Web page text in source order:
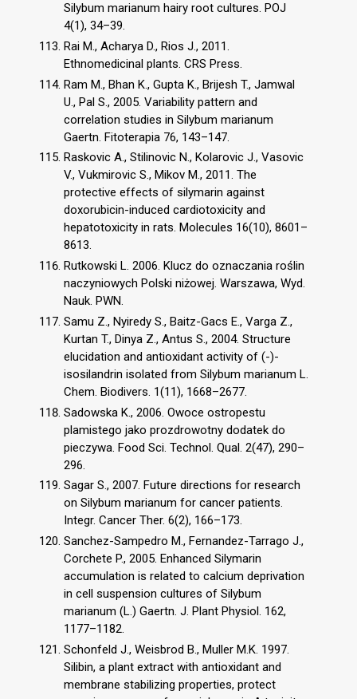
Silybum marianum hairy root cultures. POJ
4(1), 34–39.
Rai M., Acharya D., Rios J., 2011.
Ethnomedicinal plants. CRS Press.
Ram M., Bhan K., Gupta K., Brijesh T., Jamwal
U., Pal S., 2005. Variability pattern and
correlation studies in Silybum marianum
Gaertn. Fitoterapia 76, 143–147.
Raskovic A., Stilinovic N., Kolarovic J., Vasovic
V., Vukmirovic S., Mikov M., 2011. The
protective effects of silymarin against
doxorubicin-induced cardiotoxicity and
hepatotoxicity in rats. Molecules 16(10), 8601–
8613.
Rutkowski L. 2006. Klucz do oznaczania roślin
naczyniowych Polski niżowej. Warszawa, Wyd.
Nauk. PWN.
Samu Z., Nyiredy S., Baitz-Gacs E., Varga Z.,
Kurtan T., Dinya Z., Antus S., 2004. Structure
elucidation and antioxidant activity of (-)-
isosilandrin isolated from Silybum marianum L.
Chem. Biodivers. 1(11), 1668–2677.
Sadowska K., 2006. Owoce ostropestu
plamistego jako prozdrowotny dodatek do
pieczywa. Food Sci. Technol. Qual. 2(47), 290–
296.
Sagar S., 2007. Future directions for research
on Silybum marianum for cancer patients.
Integr. Cancer Ther. 6(2), 166–173.
Sanchez-Sampedro M., Fernandez-Tarrago J.,
Corchete P., 2005. Enhanced Silymarin
accumulation is related to calcium deprivation
in cell suspension cultures of Silybum
marianum (L.) Gaertn. J. Plant Physiol. 162,
1177–1182.
Schonfeld J., Weisbrod B., Muller M.K. 1997.
Silibin, a plant extract with antioxidant and
membrane stabilizing properties, protect